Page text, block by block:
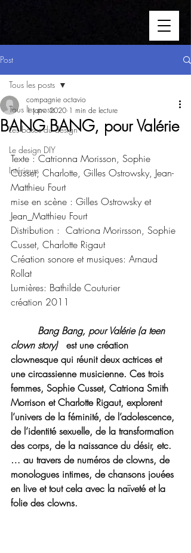
Post
Tous les posts
Les bases du design
Le design DIY
Intérieurs
Tous les posts
BANG BANG, pour Valérie
compagnie octavio
1 janv. 2020 1 min de lecture
Texte : Catrionna Morisson, Sophie
Cusset, Charlotte, Gilles Ostrowsky, Jean-
Matthieu Fourt
mise en scène : Gilles Ostrowsky et
Jean_Matthieu Fourt
Distribution :  Catriona Morirsson, Sophie
Cusset, Charlotte Rigaut
Création sonore et musiques: Arnaud
Rollat
Lumières: Bathilde Couturier
création 2011
Bang Bang, pour Valérie (a teen
clown story)
est une création
clownesque qui réunit deux actrices et
une circassienne musicienne. Ces trois
femmes, Sophie Cusset, Catriona Smith
Morrison et Charlotte Rigaut, explorent
l’univers de la féminité, de l’adolescence,
de l’identité sexuelle, de la transformation
des corps, de la naissance du désir, etc.
… au travers de numéros de clowns, de
monologues intimes, de chansons jouées
en live et tout cela avec la naïveté et la
folie des clowns.